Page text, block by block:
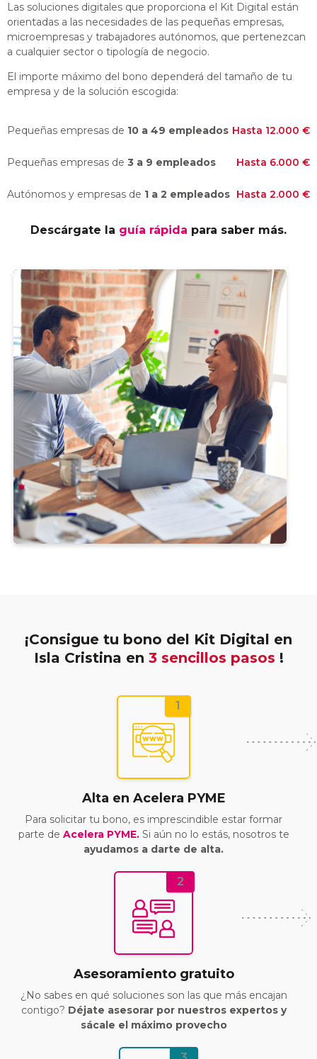
Las soluciones digitales que proporciona el Kit Digital están
orientadas a las necesidades de las pequeñas empresas,
microempresas y trabajadores autónomos, que pertenezcan
a cualquier sector o tipología de negocio.
El importe máximo del bono dependerá del tamaño de tu
empresa y de la solución escogida:
Pequeñas empresas de 10 a 49 empleados Hasta 12.000 €
Pequeñas empresas de 3 a 9 empleados Hasta 6.000 €
Autónomos y empresas de 1 a 2 empleados Hasta 2.000 €
Descárgate la guía rápida para saber más.
¡Consigue tu bono del Kit Digital en
Isla Cristina en 3 sencillos pasos !
Alta en Acelera PYME
Para solicitar tu bono, es imprescindible estar formar
parte de Acelera PYME. Si aún no lo estás, nosotros te
ayudamos a darte de alta.
1
Asesoramiento gratuito
¿No sabes en qué soluciones son las que más encajan
contigo? Déjate asesorar por nuestros expertos y
sácale el máximo provecho
2